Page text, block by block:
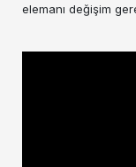
elemanı değişim